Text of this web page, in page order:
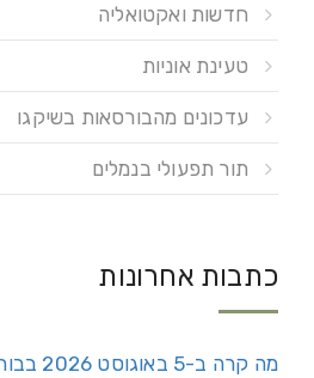
חדשות ואקטואליה
טעינת אוניות
עדכונים מהבורסאות בשיקגו
תור תפעולי בנמלים
כתבות אחרונות
מה קרה ב-5 באוגוסט 2026 בבורסאות?